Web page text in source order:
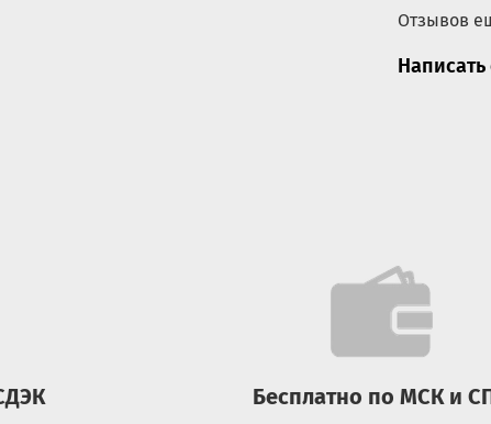
Отзывов
Бесплатно по МСК и